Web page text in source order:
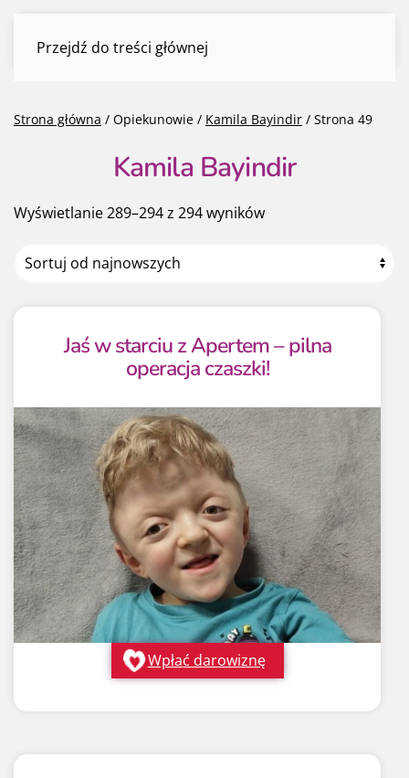
Przejdź do treści głównejKamila Bayindir
Strona główna / Opiekunowie / Kamila Bayindir / Strona 49
Kamila Bayindir
Wyświetlanie 289–294 z 294 wynikówPosortowane
Jaś w starciu z Apertem – pilna
operacja czaszki!
Wpłać darowiznę